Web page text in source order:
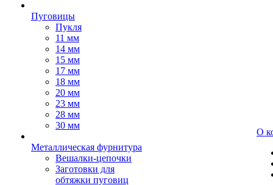
Пуговицы
Пукля
11 мм
14 мм
15 мм
17 мм
18 мм
20 мм
23 мм
28 мм
30 мм
Металлическая фурнитура
Вешалки-цепочки
Заготовки для
обтяжки пуговиц
О